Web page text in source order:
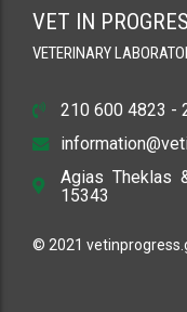
VET IN
VETERINARY
210 600 4823 -
Agias Theklas
15343
© 2021